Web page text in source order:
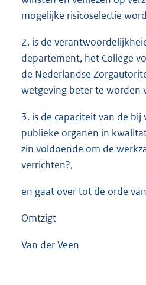
mogelijke risicoselectie
2. is de
departement, het College
de Nederlandse
wetgeving beter te worden
3. is de capaciteit van de
publieke organen in
zin voldoende om de
verrichten?,
en gaat over tot de orde
Omtzigt
Van der Veen